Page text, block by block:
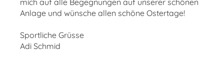
mich auf alle Begegnungen auf unserer schönen
Anlage und wünsche allen schöne Ostertage!
Sportliche Grüsse
Adi Schmid